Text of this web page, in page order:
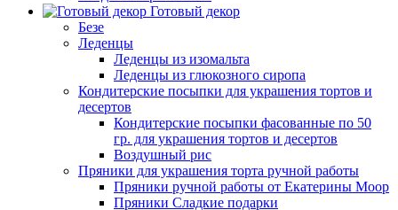
Готовый декор
Безе
Леденцы
Леденцы из изомальта
Леденцы из глюкозного сиропа
Кондитерские посыпки для украшения тортов и
десертов
Кондитерские посыпки фасованные по 50
гр. для украшения тортов и десертов
Воздушный рис
Пряники для украшения торта ручной работы
Пряники ручной работы от Екатерины Моор
Пряники Сладкие подарки